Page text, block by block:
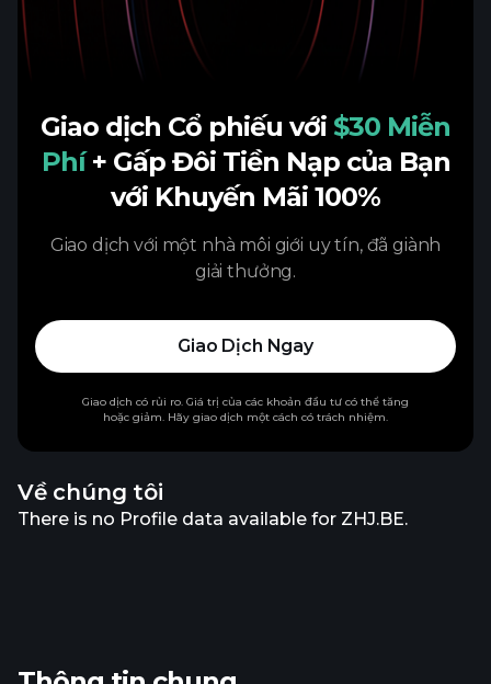
Về chúng tôi
There is no Profile data available for ZHJ.BE.
Giao dịch Cổ phiếu với $30 Miễn
Phí + Gấp Đôi Tiền Nạp của Bạn
với Khuyến Mãi 100%
Giao dịch với một nhà môi giới uy tín, đã giành
giải thưởng.
Giao Dịch Ngay
Giao dịch có rủi ro. Giá trị của các khoản đầu tư có thể tăng
hoặc giảm. Hãy giao dịch một cách có trách nhiệm.